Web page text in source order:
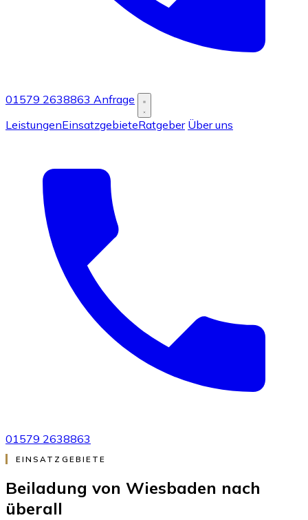
01579 2638863 Anfrage
LeistungenEinsatzgebieteRatgeber Über uns
01579 2638863
EINSATZGEBIETE
Beiladung von Wiesbaden nach
überall